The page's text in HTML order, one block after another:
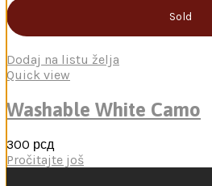
Sold
Dodaj na listu želja
Quick view
Washable White Camo
300 рсд
Pročitajte još